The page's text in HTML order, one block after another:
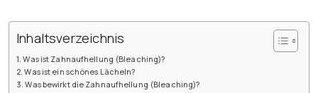
Inhaltsverzeichnis
Was ist Zahnaufhellung (Bleaching)?
Was ist ein schönes Lächeln?
Was bewirkt die Zahnaufhellung (Bleaching)?